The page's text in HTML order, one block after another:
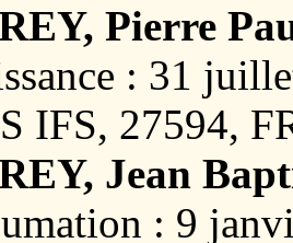
Pierre
: 31
IFS, 27594,
Jean
: 9